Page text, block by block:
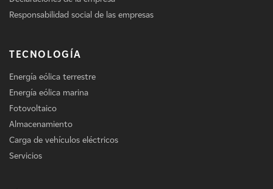
Responsabilidad social de las empresas
TECNOLOGÍA
Energía eólica terrestre
Energía eólica marina
Fotovoltaico
Almacenamiento
Carga de vehículos eléctricos
Servicios